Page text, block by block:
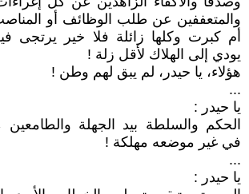
والمتعففين عن طلب الوظائف أو
أم كبرت وكلها زائلة فلا خير يرتجى
يودي إلى الهلاك لأقل زلة !
هؤلاء، يا حيدر، لم يبق لهم وطن !
...
يا حيدر :
الحكم والسلطة بيد الجهلة
في غير موضعه مهلكة !
...
يا حيدر :